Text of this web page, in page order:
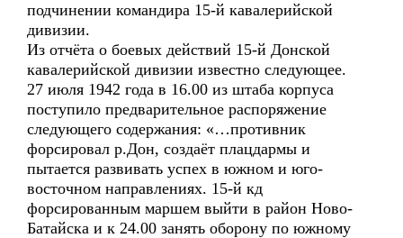
подчинении командира 15-й кавалерийской
дивизии.
Из отчёта о боевых действий 15-й Донской
кавалерийской дивизии известно следующее.
27 июля 1942 года в 16.00 из штаба корпуса
поступило предварительное распоряжение
следующего содержания: «…противник
форсировал р.Дон, создаёт плацдармы и
пытается развивать успех в южном и юго-
восточном направлениях. 15-й кд
форсированным маршем выйти в район Ново-
Батайска и к 24.00 занять оборону по южному